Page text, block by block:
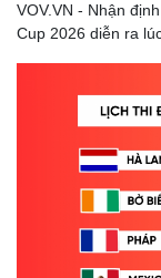
VOV.VN - Nhận
Cup 2026 diễn ra